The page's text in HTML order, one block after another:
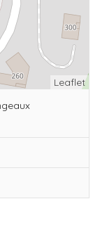
Leaflet